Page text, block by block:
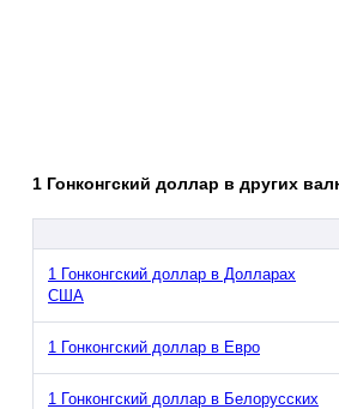
1 Гонконгский доллар в других
1 Гонконгский доллар в Долларах
США
1 Гонконгский доллар в Евро
1 Гонконгский доллар в Белорусских